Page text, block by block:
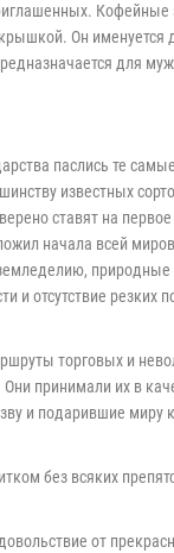
Он именуется
для
паслись те
известных
ставят на
начала всей
и отсутствие резких
торговых и
принимали их в
и подарившие миру
без всяких
от